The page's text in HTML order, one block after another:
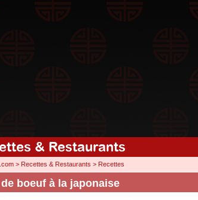
& Restaurants
> Recettes & Restaurants > Recettes
boeuf à la japonaise